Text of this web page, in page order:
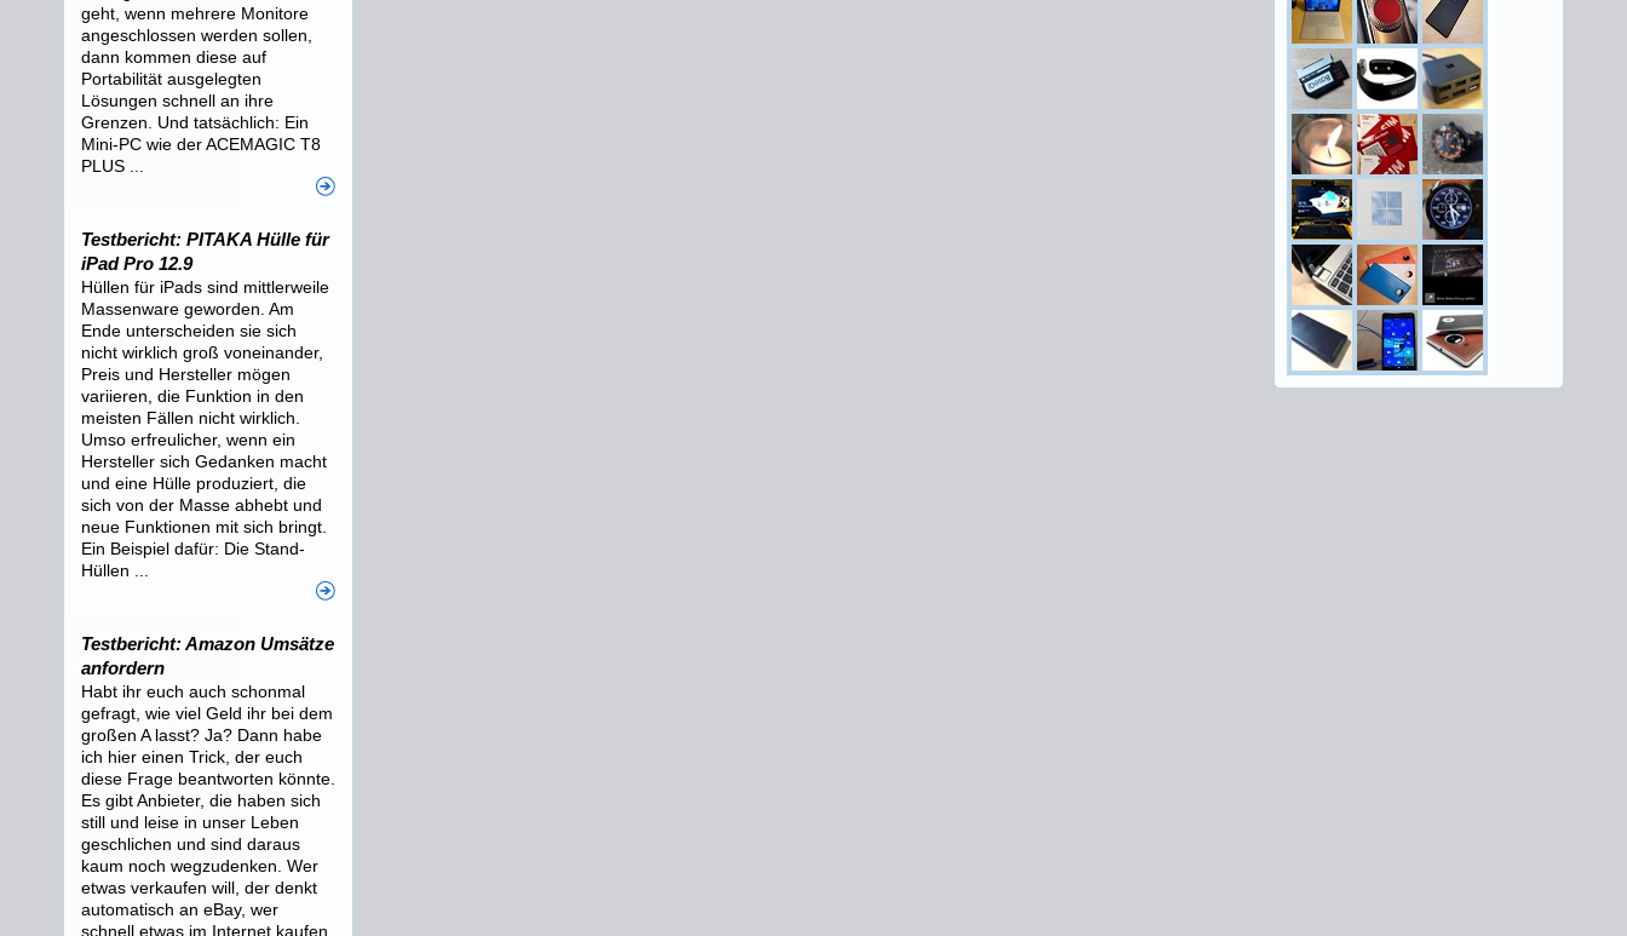
geht, wenn mehrere Monitore
angeschlossen werden sollen,
dann kommen diese auf
Portabilität ausgelegten
Lösungen schnell an ihre
Grenzen. Und tatsächlich: Ein
Mini-PC wie der ACEMAGIC T8
PLUS ...
Testbericht: PITAKA Hülle für
iPad Pro 12.9
Hüllen für iPads sind mittlerweile
Massenware geworden. Am
Ende unterscheiden sie sich
nicht wirklich groß voneinander,
Preis und Hersteller mögen
variieren, die Funktion in den
meisten Fällen nicht wirklich.
Umso erfreulicher, wenn ein
Hersteller sich Gedanken macht
und eine Hülle produziert, die
sich von der Masse abhebt und
neue Funktionen mit sich bringt.
Ein Beispiel dafür: Die Stand-
Hüllen ...
Testbericht: Amazon Umsätze
anfordern
Habt ihr euch auch schonmal
gefragt, wie viel Geld ihr bei dem
großen A lasst? Ja? Dann habe
ich hier einen Trick, der euch
diese Frage beantworten könnte.
Es gibt Anbieter, die haben sich
still und leise in unser Leben
geschlichen und sind daraus
kaum noch wegzudenken. Wer
etwas verkaufen will, der denkt
automatisch an eBay, wer
schnell etwas im Internet kaufen